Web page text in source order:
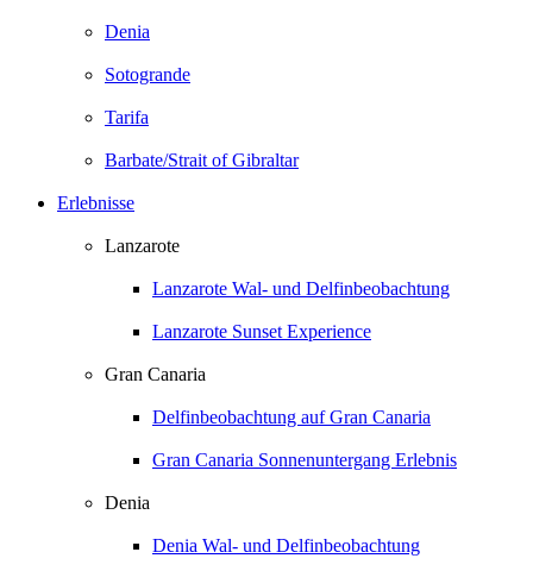
Denia
Sotogrande
Tarifa
Barbate/Strait of Gibraltar
Erlebnisse
Lanzarote
Lanzarote Wal- und Delfinbeobachtung
Lanzarote Sunset Experience
Gran Canaria
Delfinbeobachtung auf Gran Canaria
Gran Canaria Sonnenuntergang Erlebnis
Denia
Denia Wal- und Delfinbeobachtung